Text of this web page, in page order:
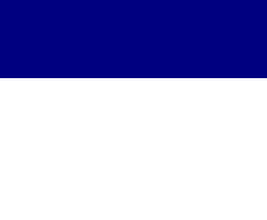
content